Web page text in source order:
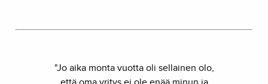
"Jo aika monta vuotta oli sellainen olo,